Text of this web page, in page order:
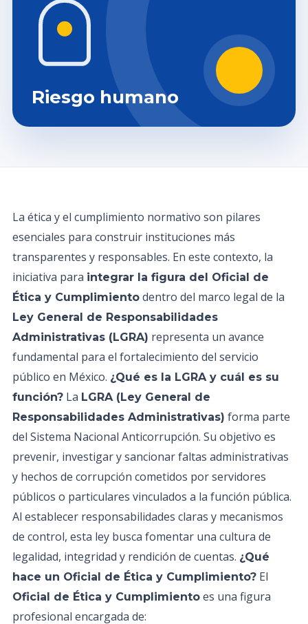
Riesgo humano
La ética y el cumplimiento normativo son pilares
esenciales para construir instituciones más
transparentes y responsables. En este contexto, la
iniciativa para integrar la figura del Oficial de
Ética y Cumplimiento dentro del marco legal de la
Ley General de Responsabilidades
Administrativas (LGRA) representa un avance
fundamental para el fortalecimiento del servicio
público en México. ¿Qué es la LGRA y cuál es su
función? La LGRA (Ley General de
Responsabilidades Administrativas) forma parte
del Sistema Nacional Anticorrupción. Su objetivo es
prevenir, investigar y sancionar faltas administrativas
y hechos de corrupción cometidos por servidores
públicos o particulares vinculados a la función pública.
Al establecer responsabilidades claras y mecanismos
de control, esta ley busca fomentar una cultura de
legalidad, integridad y rendición de cuentas. ¿Qué
hace un Oficial de Ética y Cumplimiento? El
Oficial de Ética y Cumplimiento es una figura
profesional encargada de: